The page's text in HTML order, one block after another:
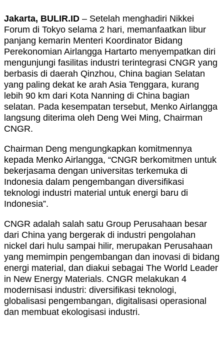
Jakarta, BULIR.ID – Setelah menghadiri Nikkei
Forum di Tokyo selama 2 hari, memanfaatkan libur
panjang kemarin Menteri Koordinator Bidang
Perekonomian Airlangga Hartarto menyempatkan diri
mengunjungi fasilitas industri terintegrasi CNGR yang
berbasis di daerah Qinzhou, China bagian Selatan
yang paling dekat ke arah Asia Tenggara, kurang
lebih 90 km dari Kota Nanning di China bagian
selatan. Pada kesempatan tersebut, Menko Airlangga
langsung diterima oleh Deng Wei Ming, Chairman
CNGR.
Chairman Deng mengungkapkan komitmennya
kepada Menko Airlangga, “CNGR berkomitmen untuk
bekerjasama dengan universitas terkemuka di
Indonesia dalam pengembangan diversifikasi
teknologi industri material untuk energi baru di
Indonesia”.
CNGR adalah salah satu Group Perusahaan besar
dari China yang bergerak di industri pengolahan
nickel dari hulu sampai hilir, merupakan Perusahaan
yang memimpin pengembangan dan inovasi di bidang
energi material, dan diakui sebagai The World Leader
in New Energy Materials. CNGR melakukan 4
modernisasi industri: diversifikasi teknologi,
globalisasi pengembangan, digitalisasi operasional
dan membuat ekologisasi industri.